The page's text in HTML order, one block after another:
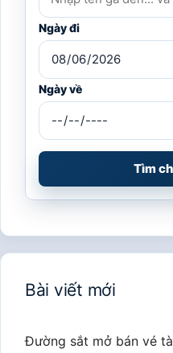
Ngày đi
Ngày về
Tìm
Bài viết mới
Đường sắt mở bán vé